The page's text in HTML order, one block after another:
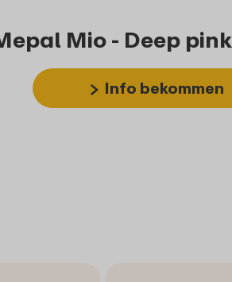
Mio - Deep pink
Info bekommen